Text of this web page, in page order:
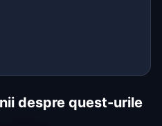
despre quest-urile